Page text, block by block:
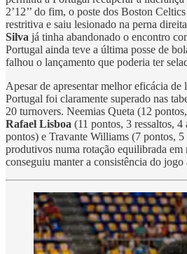
2’12’’ do fim, o poste dos Boston
restritiva e saiu lesionado na perna
Silva já tinha abandonado o encontro
Portugal ainda teve a última posse de
falhou o lançamento que poderia ter
Apesar de apresentar melhor eficácia
Portugal foi claramente superado nas
20 turnovers. Neemias Queta (12
Rafael Lisboa (11 pontos, 3 ressaltos, 4
pontos) e Travante Williams (7 pontos, 5
produtivos numa rotação equilibrada em
conseguiu manter a consistência do jogo